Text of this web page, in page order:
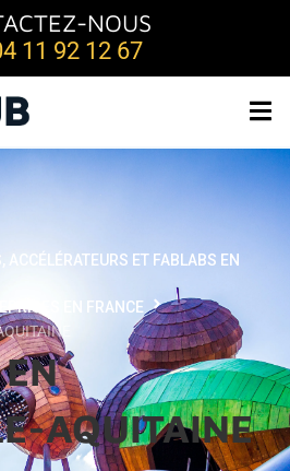
NOUS
11 92 12 67
AQUITAINE
ET FABLABS EN
EN FRANCE